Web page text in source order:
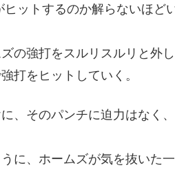
ットするのか解らないほど
の強打をスルリスルリと外し
打をヒットしていく。
、そのパンチに迫力はなく
に、ホームズが気を抜いた